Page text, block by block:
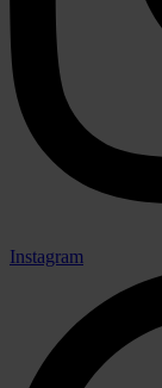
Instagram